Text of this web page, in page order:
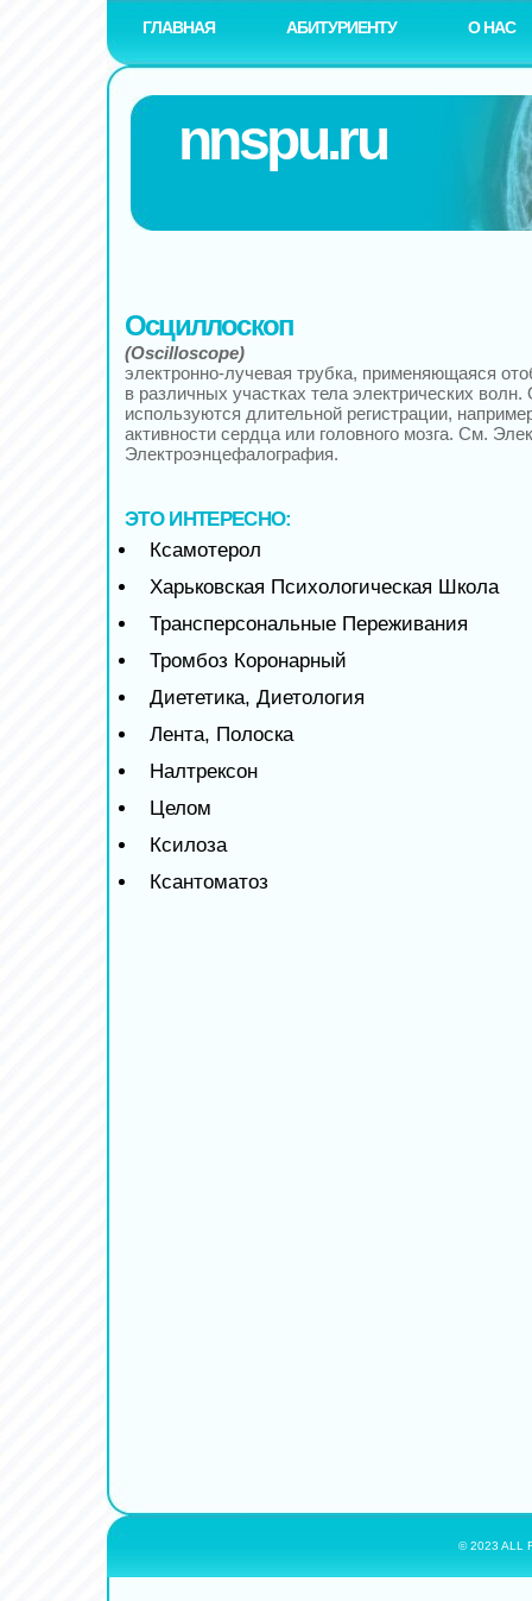
ГЛАВНАЯ АБИТУРИЕНТУ О НАС
nnspu.ru
Осциллоскоп
(Oscilloscope)
электронно-лучевая трубка, применяющаяся
в различных участках тела электрических
используются длительной регистрации,
активности сердца или головного мозга. См.
Электроэнцефалография.
ЭТО ИНТЕРЕСНО:
Ксамотерол
Харьковская Психологическая Школа
Трансперсональные Переживания
Тромбоз Коронарный
Диететика, Диетология
Лента, Полоска
Налтрексон
Целом
Ксилоза
Ксантоматоз
© 2023 ALL